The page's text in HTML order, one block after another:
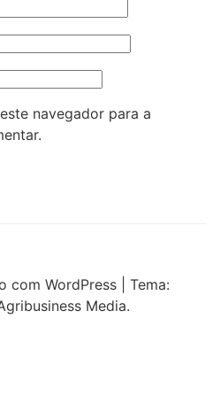
navegador para a
com WordPress
Tema:
Media.